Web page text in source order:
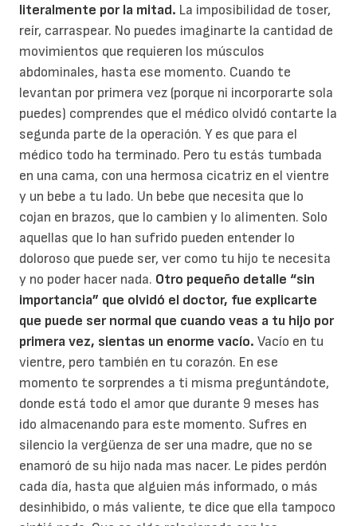
literalmente por la mitad. La imposibilidad de toser,
reír, carraspear. No puedes imaginarte la cantidad de
movimientos que requieren los músculos
abdominales, hasta ese momento. Cuando te
levantan por primera vez (porque ni incorporarte sola
puedes) comprendes que el médico olvidó contarte la
segunda parte de la operación. Y es que para el
médico todo ha terminado. Pero tu estás tumbada
en una cama, con una hermosa cicatriz en el vientre
y un bebe a tu lado. Un bebe que necesita que lo
cojan en brazos, que lo cambien y lo alimenten. Solo
aquellas que lo han sufrido pueden entender lo
doloroso que puede ser, ver como tu hijo te necesita
y no poder hacer nada. Otro pequeño detalle “sin
importancia” que olvidó el doctor, fue explicarte
que puede ser normal que cuando veas a tu hijo por
primera vez, sientas un enorme vacío. Vacío en tu
vientre, pero también en tu corazón. En ese
momento te sorprendes a ti misma preguntándote,
donde está todo el amor que durante 9 meses has
ido almacenando para este momento. Sufres en
silencio la vergüenza de ser una madre, que no se
enamoró de su hijo nada mas nacer. Le pides perdón
cada día, hasta que alguien más informado, o más
desinhibido, o más valiente, te dice que ella tampoco